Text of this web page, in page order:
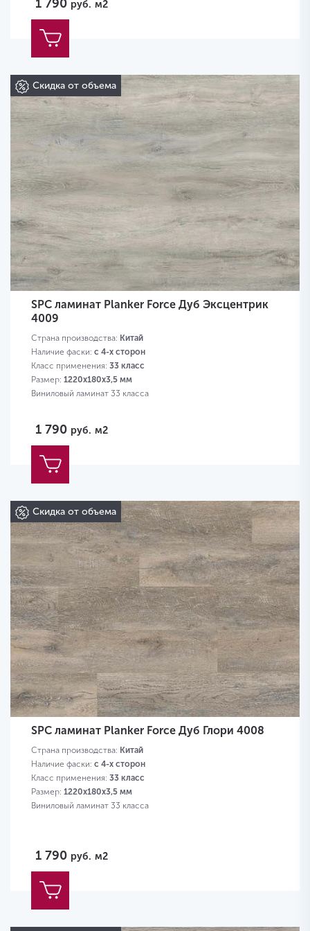
1 790 руб. м2
Скидка от объема
SPC ламинат Planker Force Дуб Эксцентрик
4009
Страна производства: Китай
Наличие фаски: с 4-х сторон
Класс применения: 33 класс
Размер: 1220х180х3,5 мм
Виниловый ламинат 33 класса
1 790 руб. м2
Скидка от объема
SPC ламинат Planker Force Дуб Глори 4008
Страна производства: Китай
Наличие фаски: с 4-х сторон
Класс применения: 33 класс
Размер: 1220х180х3,5 мм
Виниловый ламинат 33 класса
1 790 руб. м2